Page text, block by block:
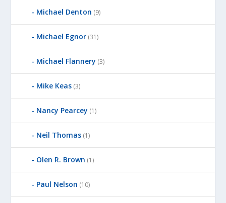
Michael Denton (9)
Michael Egnor (31)
Michael Flannery (3)
Mike Keas (3)
Nancy Pearcey (1)
Neil Thomas (1)
Olen R. Brown (1)
Paul Nelson (10)